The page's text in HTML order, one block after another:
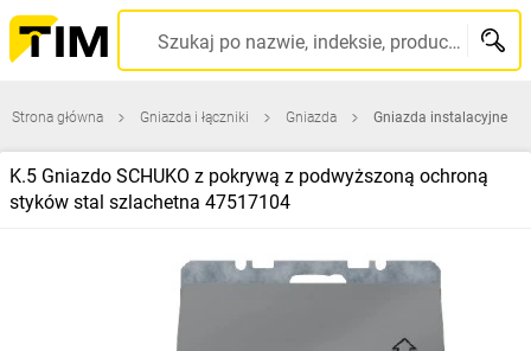
Szukaj po nazwie, indeksie, producencie, kodzie kreskowym...
Strona główna Gniazda i łączniki Gniazda Gniazda instalacyjne
K.5 Gniazdo SCHUKO z pokrywą z podwyższoną ochroną
styków stal szlachetna 47517104